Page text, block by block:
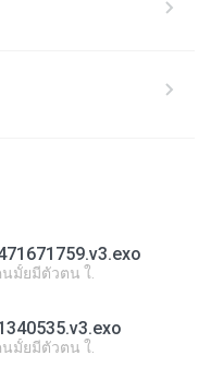
มั้ยมีตัวตน ใ.
มั้ยมีตัวตน ใ.